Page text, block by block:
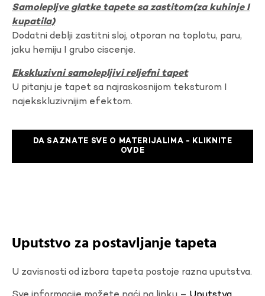
Samolepljve glatke tapete sa zastitom(za kuhinje I
kupatila)
Dodatni deblji zastitni sloj, otporan na toplotu, paru,
jaku hemiju I grubo ciscenje.
Ekskluzivni samolepljivi reljefni tapet
U pitanju je tapet sa najraskosnijom teksturom I
najekskluzivnijim efektom.
DA SAZNATE SVE O MATERIJALIMA - KLIKNITE
OVDE
Uputstvo za postavljanje tapeta
U zavisnosti od izbora tapeta postoje razna uputstva.